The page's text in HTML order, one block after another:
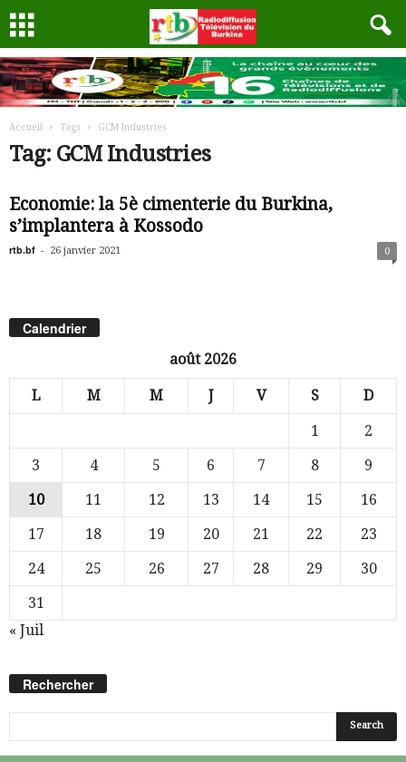
Accueil Tags GCM Industries
Tag: GCM Industries
Economie: la 5è cimenterie du Burkina,
s’implantera à Kossodo
rtb.bf - 26 janvier 2021 0
Calendrier
août 2026
L M M J V S D
1
2
3
4 5 6 7 8
9
10
11 12 13 14 15
16
17
18 19 20 21 22
23
24
25 26 27 28 29
30
31
« Juil
Rechercher